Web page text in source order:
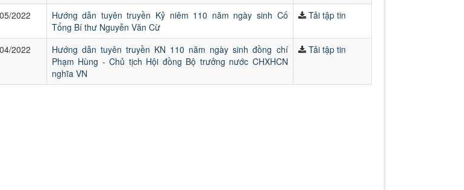
2022
Hướng dẫn tuyên truyền Kỷ niêm 110 năm ngày sinh Cố
Tổng Bí thư Nguyễn Văn Cừ
Tải tập tin
2022
Hướng dẫn tuyên truyền KN 110 năm ngày sinh đồng chí
Phạm Hùng - Chủ tịch Hội đồng Bộ trưởng nước CHXHCN
nghĩa VN
Tải tập tin